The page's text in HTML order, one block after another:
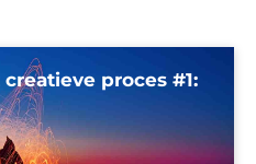
proces #1: